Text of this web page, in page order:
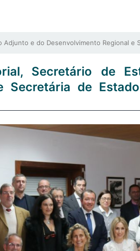
e do Desenvolvimento Regional e
Secretário de
Secretária de